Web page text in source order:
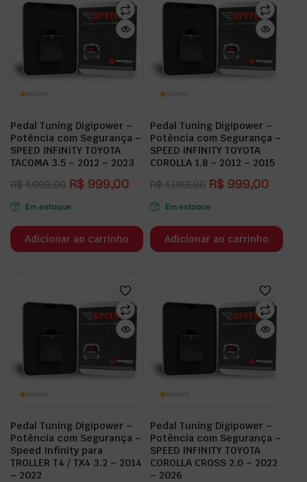
Pedal Tuning Digipower –
Potência com Segurança –
SPEED INFINITY TOYOTA
TACOMA 3.5 – 2012 – 2023
R$1.098,90 R$ 999,00
Em estoque
Adicionar ao carrinho
Pedal Tuning Digipower –
Potência com Segurança –
SPEED INFINITY TOYOTA
COROLLA 1.8 – 2012 – 2015
R$1.098,90 R$ 999,00
Em estoque
Adicionar ao carrinho
Pedal Tuning Digipower –
Potência com Segurança –
Speed Infinity para
TROLLER T4 / TX4 3.2 – 2014
– 2022
Pedal Tuning Digipower –
Potência com Segurança –
SPEED INFINITY TOYOTA
COROLLA CROSS 2.0 – 2022
– 2026